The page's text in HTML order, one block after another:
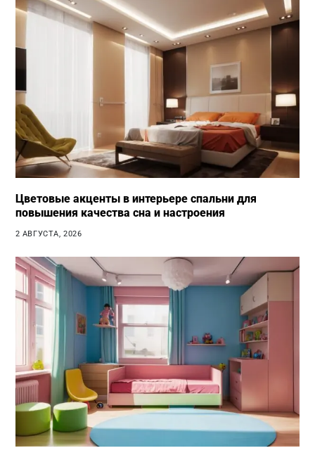
Цветовые акценты в интерьере спальни для
повышения качества сна и настроения
2 АВГУСТА, 2026